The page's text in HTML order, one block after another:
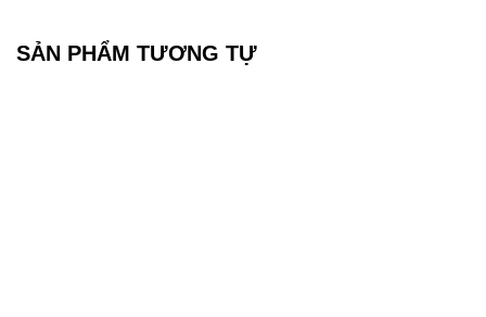
SẢN PHẨM TƯƠNG TỰ